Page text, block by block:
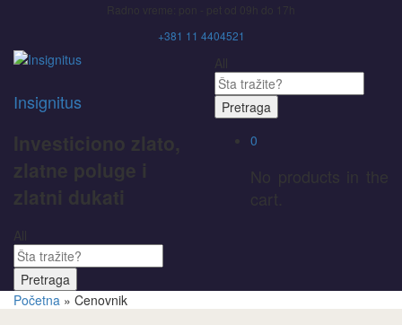
Radno vreme: pon - pet od 09h do 17h
+381 11 4404521
Insignitus
Investiciono zlato,
zlatne poluge i
zlatni dukati
All
Pretraga
0
No products in the
cart.
All
Pretraga
Početna » Cenovnik